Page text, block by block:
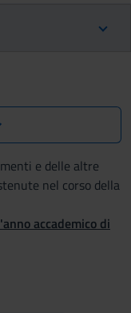
e delle altre
nel corso della
accademico di